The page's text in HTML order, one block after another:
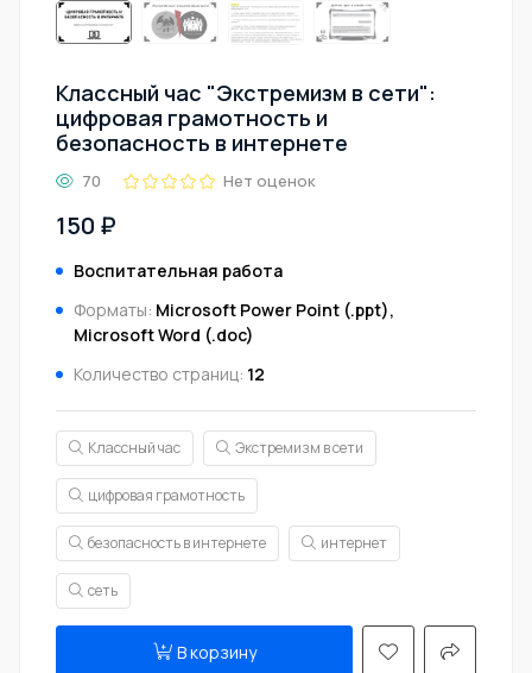
Классный час "Экстремизм в сети":
цифровая грамотность и
безопасность в интернете
70 Нет оценок
150 ₽
Воспитательная работа
Форматы: Microsoft Power Point (.ppt),
Microsoft Word (.doc)
Количество страниц: 12
Классный час Экстремизм в сети
цифровая грамотность
безопасность в интернете интернет
сеть
В корзину